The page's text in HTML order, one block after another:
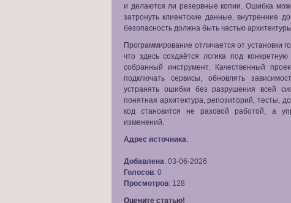
и делаются ли резервные копии. Ошибка
затронуть клиентские данные, внутренние
безопасность должна быть частью
Программирование отличается от установки
что здесь создаётся логика под
собранный инструмент. Качественный
подключать сервисы, обновлять
устранять ошибки без разрушения всей
понятная архитектура, репозиторий, тесты,
код становится не разовой работой, а
изменений.
Адрес источника:
Добавлена: 03-06-2026
Голосов: 0
Просмотров: 128
Оцените статью!